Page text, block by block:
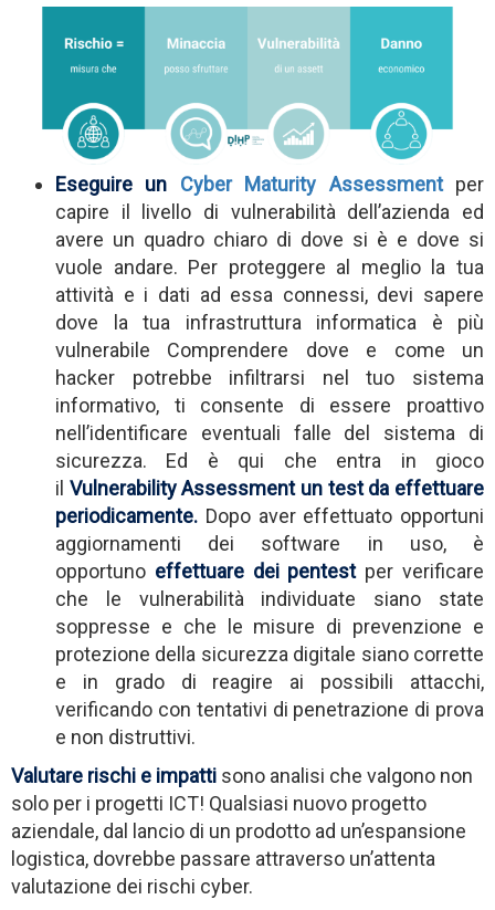
Eseguire un Cyber Maturity Assessmentper
capire il livello di vulnerabilità dell’azienda ed
avere un quadro chiaro di dove si è e dove si
vuole andare. Per proteggere al meglio la tua
attività e i dati ad essa connessi, devi sapere
dove la tua infrastruttura informatica è più
vulnerabile Comprendere dove e come un
hacker potrebbe infiltrarsi nel tuo sistema
informativo, ti consente di essere proattivo
nell’identificare eventuali falle del sistema di
sicurezza. Ed è qui che entra in gioco
il Vulnerability Assessment un test da effettuare
periodicamente. Dopo aver effettuato opportuni
aggiornamenti dei software in uso, è
opportuno effettuare dei pentestper verificare
che le vulnerabilità individuate siano state
soppresse e che le misure di prevenzione e
protezione della sicurezza digitale siano corrette
e in grado di reagire ai possibili attacchi,
verificando con tentativi di penetrazione di prova
e non distruttivi.
Valutare rischi e impatti sono analisi che valgono non
solo per i progetti ICT! Qualsiasi nuovo progetto
aziendale, dal lancio di un prodotto ad un’espansione
logistica, dovrebbe passare attraverso un’attenta
valutazione dei rischi cyber.